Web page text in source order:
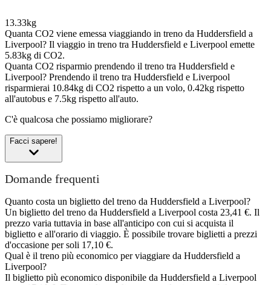
13.33kg
Quanta CO2 viene emessa viaggiando in treno da Huddersfield a
Liverpool? Il viaggio in treno tra Huddersfield e Liverpool emette
5.83kg di CO2.
Quanta CO2 risparmio prendendo il treno tra Huddersfield e
Liverpool? Prendendo il treno tra Huddersfield e Liverpool
risparmierai 10.84kg di CO2 rispetto a un volo, 0.42kg rispetto
all'autobus e 7.5kg rispetto all'auto.
C'è qualcosa che possiamo migliorare?
Facci sapere!
Domande frequenti
Quanto costa un biglietto del treno da Huddersfield a Liverpool?
Un biglietto del treno da Huddersfield a Liverpool costa 23,41 €. Il
prezzo varia tuttavia in base all'anticipo con cui si acquista il
biglietto e all'orario di viaggio. È possibile trovare biglietti a prezzi
d'occasione per soli 17,10 €.
Qual è il treno più economico per viaggiare da Huddersfield a
Liverpool?
Il biglietto più economico disponibile da Huddersfield a Liverpool